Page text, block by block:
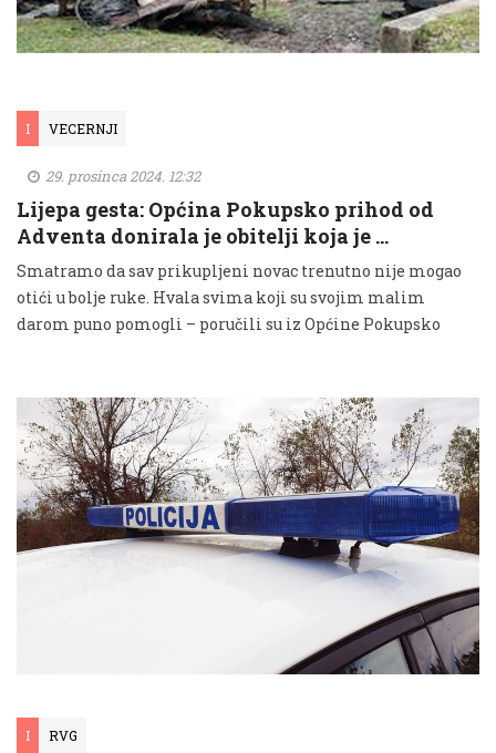
I VECERNJI
29. prosinca 2024. 12:32
Lijepa gesta: Općina Pokupsko prihod od
Adventa donirala je obitelji koja je …
Smatramo da sav prikupljeni novac trenutno nije mogao
otići u bolje ruke. Hvala svima koji su svojim malim
darom puno pomogli – poručili su iz Općine Pokupsko
I RVG